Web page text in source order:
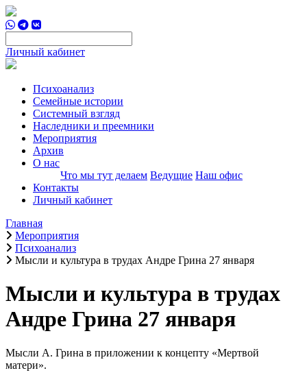
Личный кабинет
Психоанализ
Семейные истории
Системный взгляд
Наследники и преемники
Мероприятия
Архив
О нас
Что мы тут делаем Ведущие Наш офис
Контакты
Личный кабинет
Главная
Мероприятия
Психоанализ
Мысли и культура в трудах Андре Грина 27 января
Мысли и культура в трудах
Андре Грина 27 января
Мысли А. Грина в приложении к концепту «Мертвой
матери».